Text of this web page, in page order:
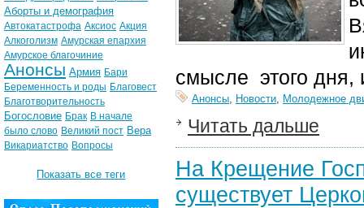
смысле этого дня,
Анонсы, Новости, Молодежное
Читать дальше
На Крещение
существует
Аборты и демография
Автокатастрофа Аксиос Акция
Алкоголизм Амурская епархия
Амурское благочиние
Анонсы Армия Бари
Беременность и роды Благовест
Благотворительность
Богословие Брак В начале
было слово Великий пост Вера
Викариатство Вопросы
Показать все теги